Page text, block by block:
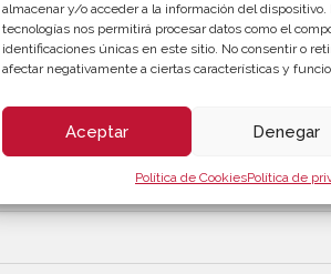
almacenar y/o acceder a la información del
tecnologías nos permitirá procesar datos como el
identificaciones únicas en este sitio. No consentir o
afectar negativamente a ciertas características y
Aceptar Denegar
Política de CookiesPolítica de